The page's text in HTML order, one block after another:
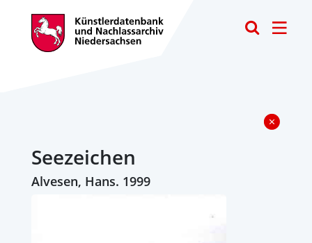
Seezeichen
Alvesen, Hans. 1999